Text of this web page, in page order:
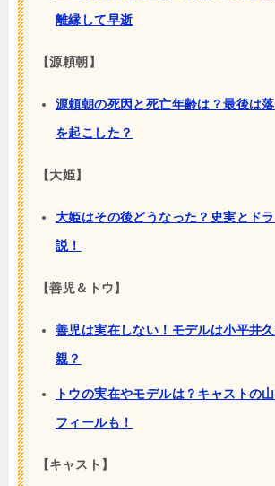
離縁して早逝
【源頼朝】
源頼朝の死因と死亡年齢は？最後は
を起こした？
【大姫】
大姫はその後どうなった？史実とド
説！
【善児＆トウ】
善児は実在しない！モデルは小平井
親？
トウの実在やモデルは？キャストの
フィールも！
【キャスト】